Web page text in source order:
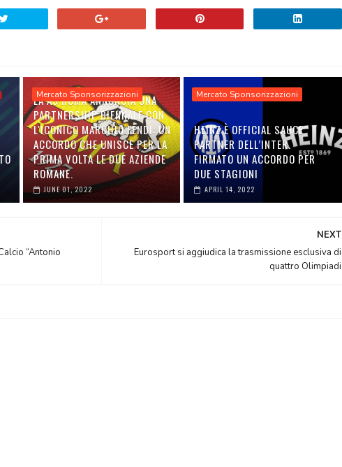
Mercato Sponsorizzazioni
LA AS ROMA ANNUNCIA UNA
PARTNERSHIP BIENNALE CON
L'ICONICO MARCHIO FENDI: UN
ACCORDO CHE UNISCE PER LA
PRIMA VOLTA LE DUE AZIENDE
ROMANE.
JUNE 01, 2022
Mercato Sponsorizzazioni
HEINZ È OFFICIAL SAUCE
PARTNER DELL’INTER.
FIRMATO UN ACCORDO PER
DUE STAGIONI
APRIL 14, 2022
NEXT
Eurosport si aggiudica la trasmissione esclusiva di
quattro Olimpiadi
“Antonio